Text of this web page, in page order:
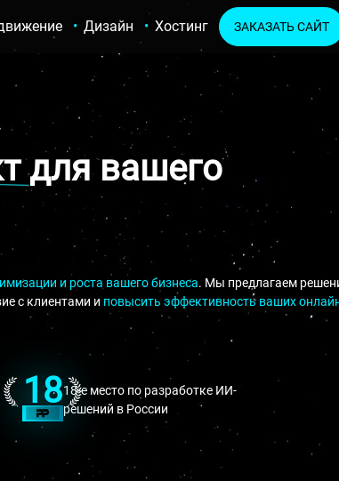
Дизайн Хостинг ЗАКАЗАТЬ САЙТ
для вашего
и роста вашего бизнеса. Мы предлагаем
с клиентами и повысить эффективность ваших
1818-е место по разработке ИИ-
решений в России